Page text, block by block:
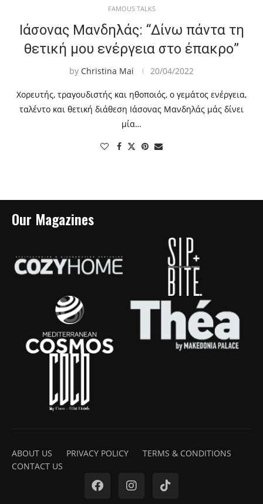
FAMOUS TALKS
Ιάσονας Μανδηλάς: “Δίνω πάντα τη
θετική μου ενέργεια στο έπακρο”
by Christina Mai 20/04/2022
Χορευτής, τραγουδιστής και ηθοποιός, ο γεμάτος ενέργεια,
ταλέντο και θετική διάθεση Ιάσονας Μανδηλάς μάς δίνει
μία…
Our Magazines
ABOUT US PRIVACY POLICY
TERMS & CONDITIONS
CONTACT US